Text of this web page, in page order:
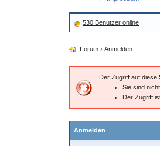
530 Benutzer online
Forum › Anmelden
Der Zugriff auf diese
Sie sind
Der Zugriff
Anmelden